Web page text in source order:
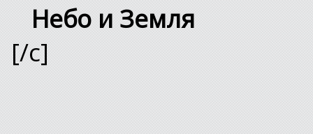
Небо и Земля
[/c]